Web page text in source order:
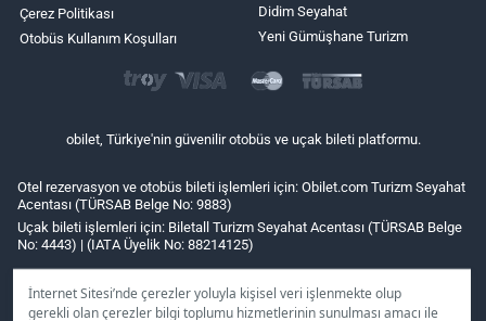
İnternet Sitesi’nde çerezler yoluyla kişisel veri işlenmekte olup
gerekli olan çerezler bilgi toplumu hizmetlerinin sunulması amacı ile
Çerez Politikası
Otobüs Kullanım Koşulları
Didim Seyahat
Yeni Gümüşhane Turizm
obilet, Türkiye'nin güvenilir otobüs ve uçak bileti platformu.
Otel rezervasyon ve otobüs bileti işlemleri için: Obilet.com Turizm Seyahat
Acentası (TÜRSAB Belge No: 9883)
Uçak bileti işlemleri için: Biletall Turizm Seyahat Acentası (TÜRSAB Belge
No: 4443) | (IATA Üyelik No: 88214125)